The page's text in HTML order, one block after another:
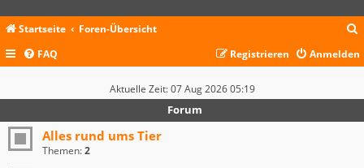
Startseite Foren-Übersicht
c
FAQ Anmelden
Registrieren
Aktuelle Zeit: 07 Aug 2026 05:19
Forum
Alles rund ums Tier
Themen:2